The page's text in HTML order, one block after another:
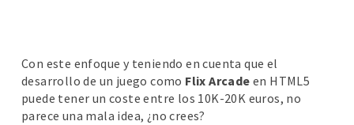
Con este enfoque y teniendo en cuenta que el
desarrollo de un juego como Flix Arcade en HTML5
puede tener un coste entre los 10K-20K euros, no
parece una mala idea, ¿no crees?